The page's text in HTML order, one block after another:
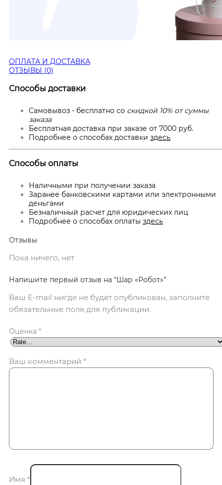
ОПЛАТА И ДОСТАВКА
ОТЗЫВЫ (0)
Способы доставки
Самовывоз - бесплатно со скидкой 10% от суммы
заказа
Бесплатная доставка при заказе от 7000 руб.
Подробнее о способах доставки здесь
Способы оплаты
Наличными при получении заказа
Заранее банковскими картами или электронными
деньгами
Безналичный расчет для юридических лиц
Подробнее о способах оплаты здесь
Отзывы
Пока ничего, нет
Напишите первый отзыв на “Шар «Робот»”
Ваш E-mail нигде не будет опубликован, заполните
обязательные поля для публикации.
Оценка *
Ваш комментарий *
Имя *